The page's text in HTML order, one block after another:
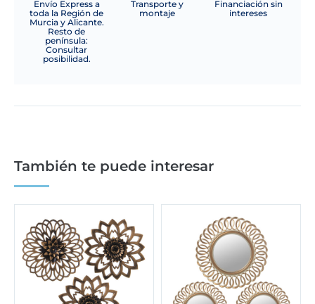
Envío Express a
toda la Región de
Murcia y Alicante.
Resto de
península:
Consultar
posibilidad.
Transporte y
montaje
Financiación sin
intereses
También te puede interesar